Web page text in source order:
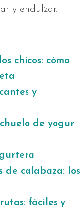
y endulzar.
chicos: cómo
y
de yogur
de calabaza: los
fáciles y